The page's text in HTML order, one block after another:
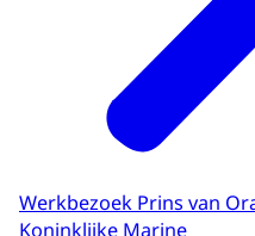
Werkbezoek Prins van
Koninklijke Marine